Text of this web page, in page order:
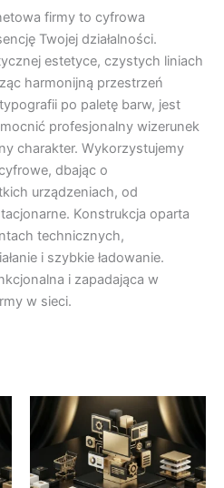
firmy to cyfrowa
Twojej działalności.
estetyce, czystych liniach
harmonijną przestrzeń
po paletę barw, jest
profesjonalny wizerunek
charakter. Wykorzystujemy
dbając o
urządzeniach, od
Konstrukcja oparta
technicznych,
i szybkie ładowanie.
i zapadająca w
w sieci.